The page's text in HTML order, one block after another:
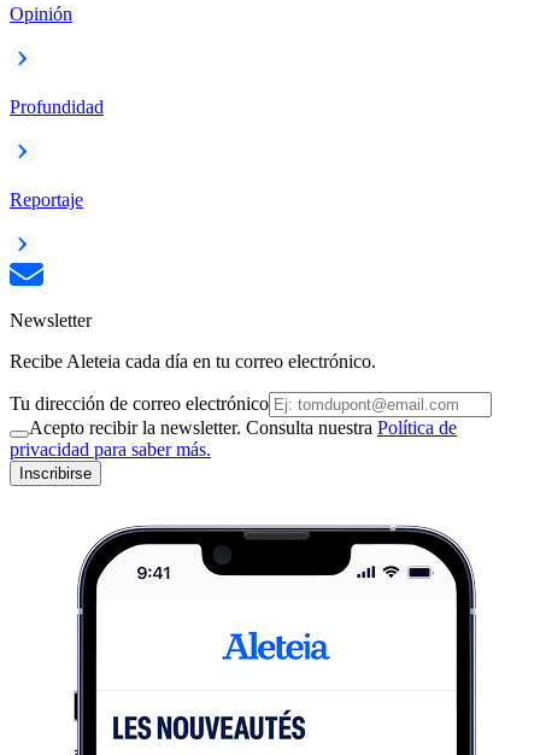
Opinión
Profundidad
Reportaje
Newsletter
Recibe Aleteia cada día en tu correo electrónico.
Tu dirección de correo electrónico
Acepto recibir la newsletter. Consulta nuestra Política de
privacidad para saber más.
Inscribirse